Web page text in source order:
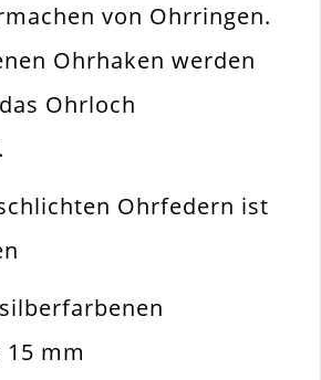
Ohrhaken. Ohrfeder
Ohrhänger
15x17mm
Metall Legierung
von Ohrringen.
Ohrhaken werden
Ohrloch
Ohrfedern ist
mm